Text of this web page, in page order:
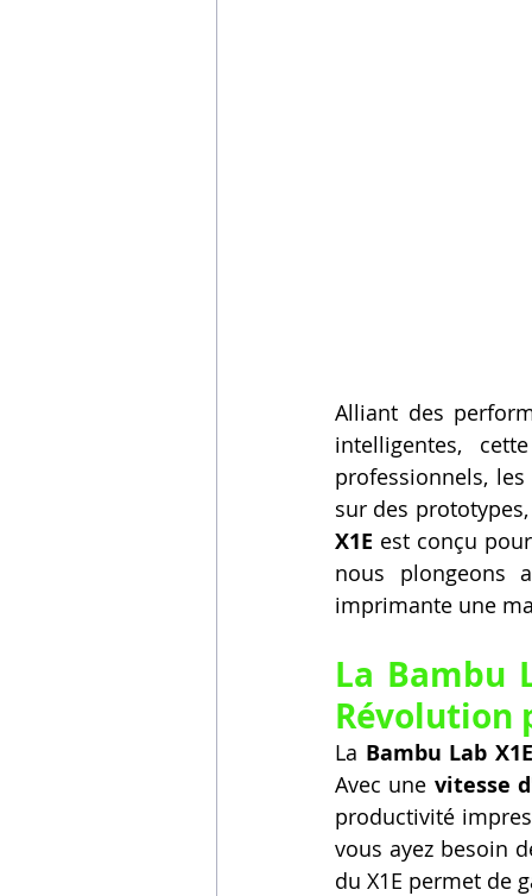
Alliant des
intelligentes,
professionnels,
sur des
X1E est conçu
nous plongeons
imprimante une
La Bambu
Révolution
La Bambu Lab X1E
Avec une vitesse
productivité
vous ayez besoin
du X1E permet de